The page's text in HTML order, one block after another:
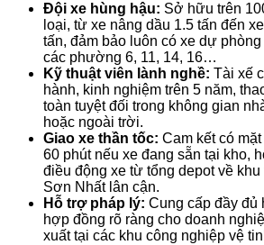
Đội xe hùng hậu: Sở hữu trên
loại, từ xe nâng dầu 1.5 tấn đến
tấn, đảm bảo luôn có xe dự
các phường 6, 11, 14, 16…
Kỹ thuật viên lành nghề: Tài xế
hành, kinh nghiệm trên 5 năm,
toàn tuyệt đối trong không gian
hoặc ngoài trời.
Giao xe thần tốc: Cam kết có
60 phút nếu xe đang sẵn tại kho,
điều động xe từ tổng depot về
Sơn Nhất lân cận.
Hỗ trợ pháp lý: Cung cấp đầy đủ
hợp đồng rõ ràng cho doanh
xuất tại các khu công nghiệp vệ